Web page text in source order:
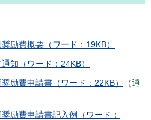
励費概要（ワード：19KB）
知（ワード：24KB）
励費申請書（ワード：22KB）
（通
励費申請書記入例（ワード：